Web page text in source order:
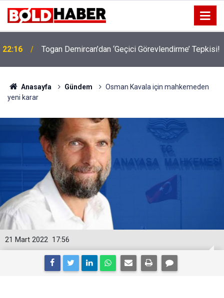
22:16 Togan Demircan’dan ‘Geçici Görevlendirme’ Tepkisi!
19:32 Sıcak Havalarda Ödem Şikayetini Hafife Almayın!
Anasayfa Gündem
Osman Kavala için mahkemeden
yeni karar
17:56
21 Mart 2022